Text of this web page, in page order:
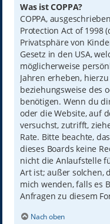
Was ist COPPA?
COPPA,
Protection Act of 1998
Privatsphäre von
Gesetz in den USA,
möglicherweise
Jahren erheben,
beziehungsweise des
benötigen. Wenn du
oder die Website, auf
versuchst, zutrifft,
Rate. Bitte beachte,
dieses Boards keine
nicht die Anlaufstelle
Art ist; außer solchen,
mich wenden, falls es
Anfragen zu diesem
Nach oben